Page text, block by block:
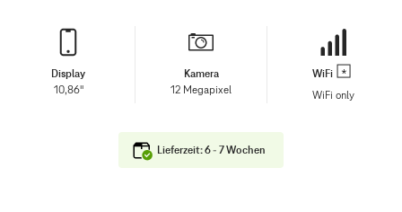
Display
10,86"
Kamera
12 Megapixel
WiFi
WiFi only
Lieferzeit: 6 - 7 Wochen